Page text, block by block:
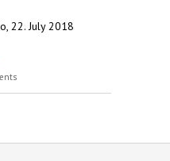
22. July 2018
Familientreffen in